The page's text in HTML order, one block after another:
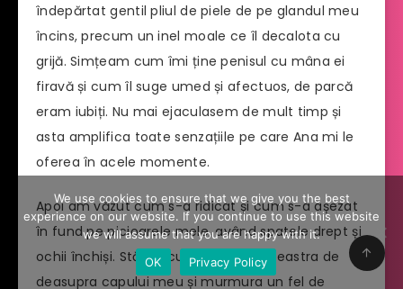
îndepărtat gentil pliul de piele de pe glandul meu
încins, precum un inel moale ce îl decalota cu
grijă. Simțeam cum îmi ține penisul cu mâna ei
firavă și cum îl suge umed și afectuos, de parcă
eram iubiți. Nu mai ejaculasem de mult timp și
asta amplifica toate senzațiile pe care Ana mi le
oferea în acele momente.
Apoi am văzut cum s-a ridicat și cum s-a așezat
în fund pe picioarele mele, având spatele drept și
ochii închiși. Stătea cu fața către fereastra de
deasupra capului meu și murmura un fel de
We use cookies to ensure that we give you the best
experience on our website. If you continue to use this website
we will assume that you are happy with it.
OK
Privacy Policy